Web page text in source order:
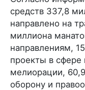
средств 337,8
направлено на
миллиона
направлениям,
проекты в сфере
мелиорации,
оборону и